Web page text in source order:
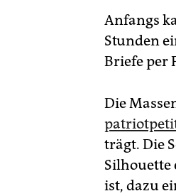
Anfangs
Stunden
Briefe per
Die
trägt. Die
Silhouette
ist, dazu